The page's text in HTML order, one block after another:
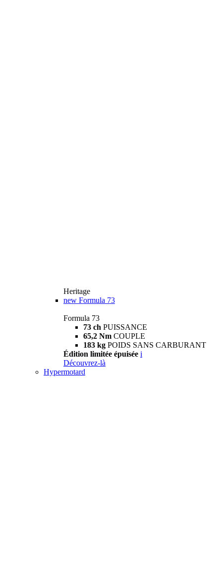
Heritage
new Formula 73
Formula 73
73 ch PUISSANCE
65,2 Nm COUPLE
183 kg POIDS SANS CARBURANT
Édition limitée épuisée i
Découvrez-là
Hypermotard